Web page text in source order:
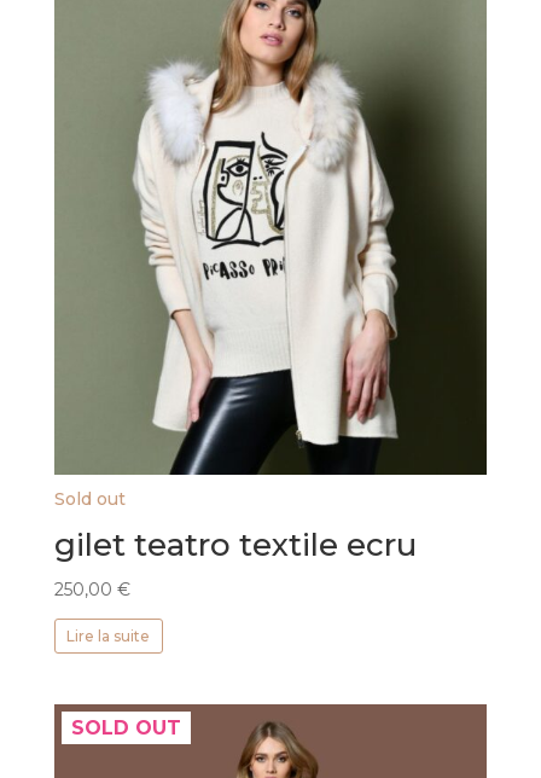
Sold out
gilet teatro textile ecru
250,00 €
Lire la suite
SOLD OUT